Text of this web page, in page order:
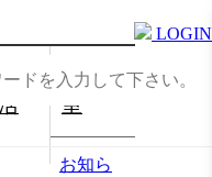
資料
室
お知ら
LOGIN